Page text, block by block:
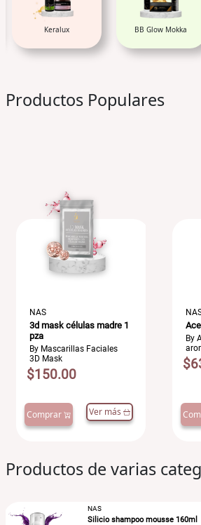
BB Glow Mokka Linea Apoyo en
Productos Populares
NAS
3d mask células madre 1
pza
By Mascarillas Faciales
3D Mask
$150.00
Comprar Ver más
By
Productos de varias
NAS
Silicio shampoo mousse 160ml